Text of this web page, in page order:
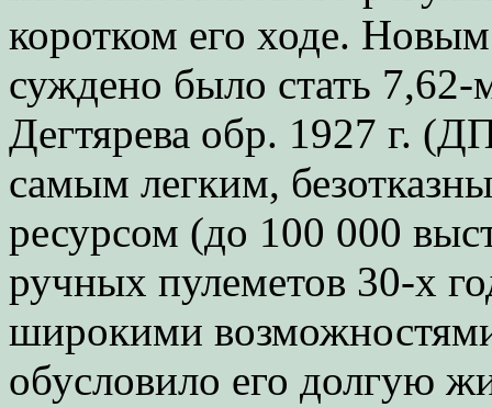
коротком его ходе.
суждено было стать
Дегтярева обр. 1927 г.
самым легким,
ресурсом (до 100 000
ручных пулеметов 30-х
широкими
обусловило его долгую